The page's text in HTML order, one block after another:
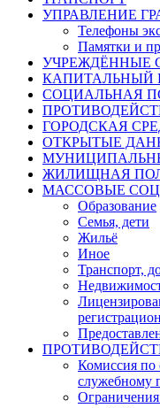
УПРАВЛЕНИЕ
Телефоны
Памятки и
УЧРЕЖДЁННЫЕ
КАПИТАЛЬНЫЙ
СОЦИАЛЬНАЯ
ГОРОДСКАЯ
ОТКРЫТЫЕ
ЖИЛИЩНАЯ
МАССОВЫЕ
Образование
Семья, дети
Жильё
Иное
Транспорт,
Комиссия по
служебному